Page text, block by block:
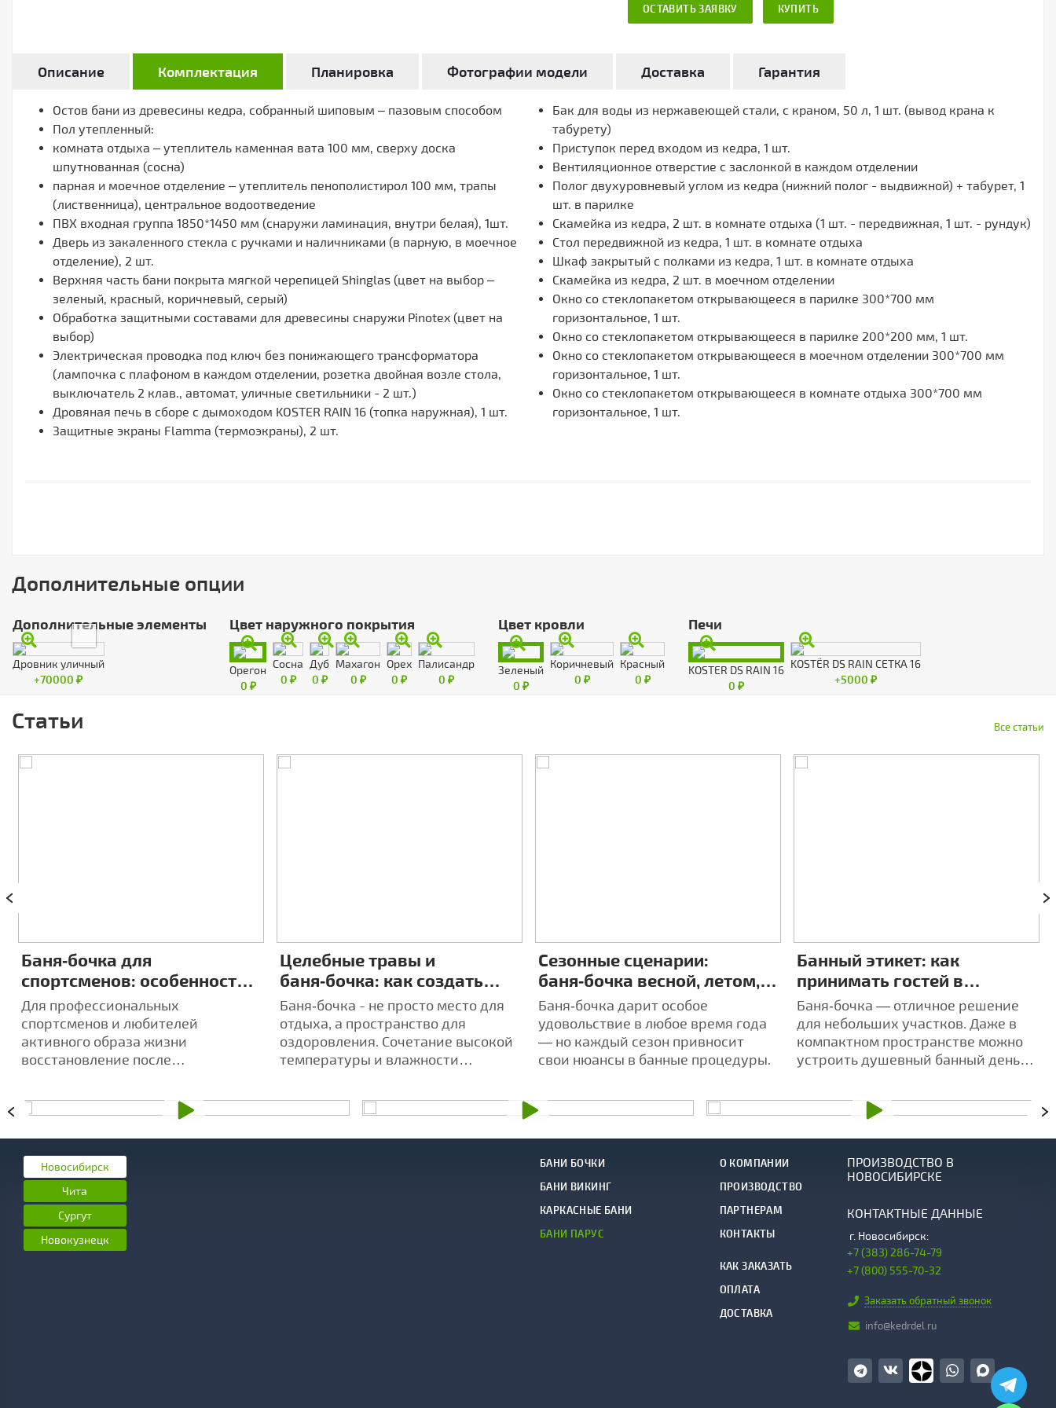
ОСТАВИТЬ ЗАЯВКУ КУПИТЬ
Описание Комплектация Планировка Фотографии модели Доставка Гарантия
Остов бани из древесины кедра, собранный шиповым – пазовым способом
Пол утепленный:
комната отдыха – утеплитель каменная вата 100 мм, сверху доска
шпутнованная (сосна)
парная и моечное отделение – утеплитель пенополистирол 100 мм, трапы
(лиственница), центральное водоотведение
ПВХ входная группа 1850*1450 мм (снаружи ламинация, внутри белая), 1шт.
Дверь из закаленного стекла с ручками и наличниками (в парную, в моечное
отделение), 2 шт.
Верхняя часть бани покрыта мягкой черепицей Shinglas (цвет на выбор –
зеленый, красный, коричневый, серый)
Обработка защитными составами для древесины снаружи Pinotex (цвет на
выбор)
Электрическая проводка под ключ без понижающего трансформатора
(лампочка с плафоном в каждом отделении, розетка двойная возле стола,
выключатель 2 клав., автомат, уличные светильники - 2 шт.)
Дровяная печь в сборе с дымоходом KOSTER RAIN 16 (топка наружная), 1 шт.
Защитные экраны Flamma (термоэкраны), 2 шт.
Бак для воды из нержавеющей стали, с краном, 50 л, 1 шт. (вывод крана к
табурету)
Приступок перед входом из кедра, 1 шт.
Вентиляционное отверстие с заслонкой в каждом отделении
Полог двухуровневый углом из кедра (нижний полог - выдвижной) + табурет, 1
шт. в парилке
Скамейка из кедра, 2 шт. в комнате отдыха (1 шт. - передвижная, 1 шт. - рундук)
Стол передвижной из кедра, 1 шт. в комнате отдыха
Шкаф закрытый с полками из кедра, 1 шт. в комнате отдыха
Скамейка из кедра, 2 шт. в моечном отделении
Окно со стеклопакетом открывающееся в парилке 300*700 мм
горизонтальное, 1 шт.
Окно со стеклопакетом открывающееся в парилке 200*200 мм, 1 шт.
Окно со стеклопакетом открывающееся в моечном отделении 300*700 мм
горизонтальное, 1 шт.
Окно со стеклопакетом открывающееся в комнате отдыха 300*700 мм
горизонтальное, 1 шт.
Дополнительные опции
Дополнительные элементы
Дровник уличный
+70000 ₽
Цвет наружного покрытия
Орегон
0 ₽
Сосна
0 ₽
Дуб
0 ₽
Махагон
0 ₽
Орех
0 ₽
Палисандр
0 ₽
Цвет кровли
Зеленый
0 ₽
Коричневый
0 ₽
Красный
0 ₽
Печи
KOSTER DS RAIN 16
0 ₽
KOSTЁR DS RAIN СЕТКА 16
+5000 ₽
Статьи Все статьи
Баня‑бочка для
спортсменов: особенности
восстановления после
тренировок
Для профессиональных
спортсменов и любителей
активного образа жизни
восстановление после
высоких результатов.
Целебные травы и
баня‑бочка: как создать
индивидуальную
ароматерапию в парилке
Баня‑бочка - не просто место для
отдыха, а пространство для
оздоровления. Сочетание высокой
температуры и влажности
Сезонные сценарии:
баня‑бочка весной, летом,
осенью и зимой — 4 разных
опыта
Баня‑бочка дарит особое
удовольствие в любое время года
— но каждый сезон привносит
свои нюансы в банные процедуры.
Банный этикет: как
принимать гостей в
компактной бане‑бочке
Баня‑бочка — отличное решение
для небольших участков. Даже в
компактном пространстве можно
устроить душевный банный день
Новосибирск
Чита
Сургут
Новокузнецк
БАНИ БОЧКИ
БАНИ ВИКИНГ
КАРКАСНЫЕ БАНИ
БАНИ ПАРУС
О КОМПАНИИ
ПРОИЗВОДСТВО
ПАРТНЕРАМ
КОНТАКТЫ
КАК ЗАКАЗАТЬ
ОПЛАТА
ДОСТАВКА
ПРОИЗВОДСТВО В
НОВОСИБИРСКЕ
КОНТАКТНЫЕ ДАННЫЕ
г. Новосибирск:
+7 (383) 286-74-79
+7 (800) 555-70-32
Заказать обратный звонок
info@kedrdel.ru